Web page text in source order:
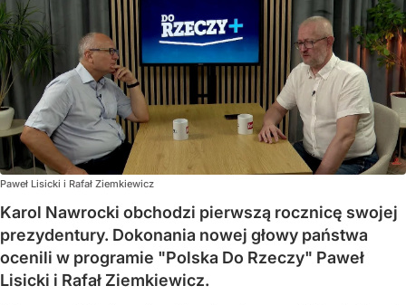
Paweł Lisicki i Rafał Ziemkiewicz
Karol Nawrocki obchodzi pierwszą rocznicę swojej
prezydentury. Dokonania nowej głowy państwa
ocenili w programie "Polska Do Rzeczy" Paweł
Lisicki i Rafał Ziemkiewicz.